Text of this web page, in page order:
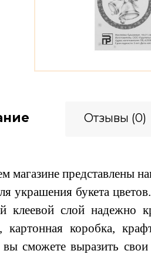
Отзывы (0)
магазине представлены
украшения букета
клеевой слой надежно
картонная коробка,
вы сможете выразить